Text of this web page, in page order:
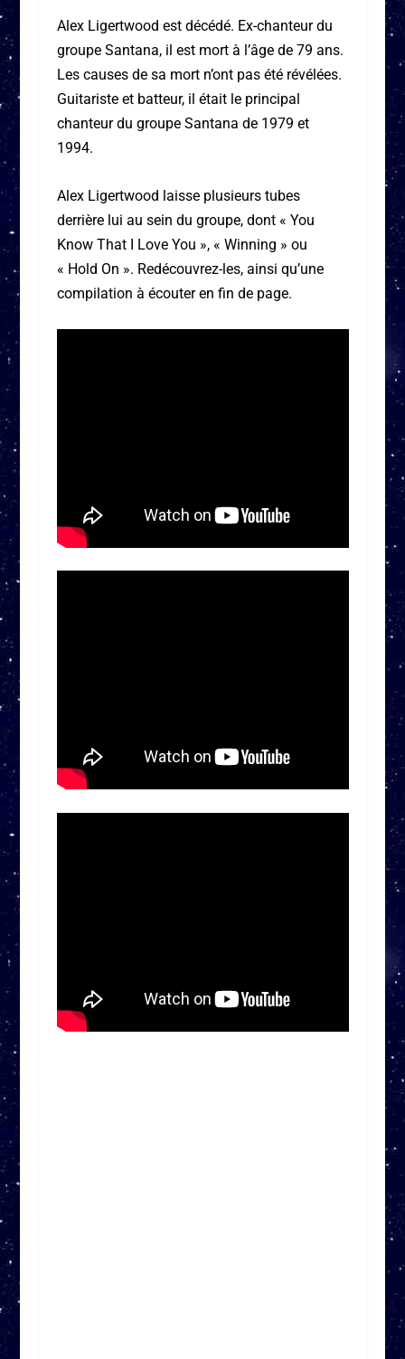
Alex Ligertwood est décédé. Ex-chanteur du
groupe Santana, il est mort à l’âge de 79 ans.
Les causes de sa mort n’ont pas été révélées.
Guitariste et batteur, il était le principal
chanteur du groupe Santana de 1979 et
1994.
Alex Ligertwood laisse plusieurs tubes
derrière lui au sein du groupe, dont « You
Know That I Love You », « Winning » ou
« Hold On ». Redécouvrez-les, ainsi qu’une
compilation à écouter en fin de page.